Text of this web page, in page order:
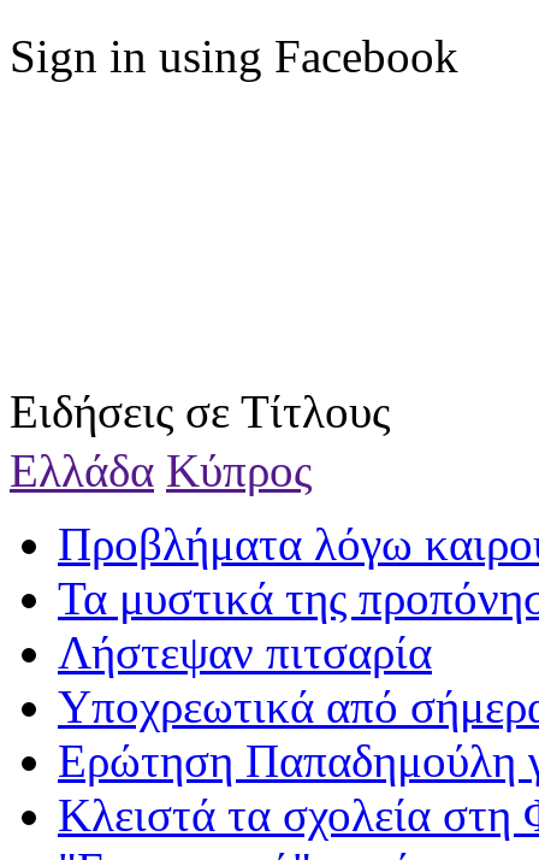
Sign in using Facebook
Ειδήσεις σε Τίτλους
Ελλάδα Κύπρος
Προβλήματα λόγω
Τα μυστικά της
Λήστεψαν πιτσαρία
Υποχρεωτικά από
Ερώτηση Παπαδημούλη
Κλειστά τα σχολεία στη